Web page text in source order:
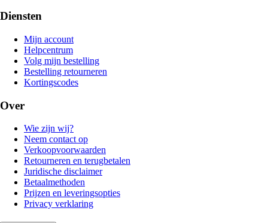
Diensten
Mijn account
Helpcentrum
Volg mijn bestelling
Bestelling retourneren
Kortingscodes
Over
Wie zijn wij?
Neem contact op
Verkoopvoorwaarden
Retourneren en terugbetalen
Juridische disclaimer
Betaalmethoden
Prijzen en leveringsopties
Privacy verklaring